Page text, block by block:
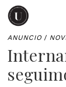
ANUNCIO /